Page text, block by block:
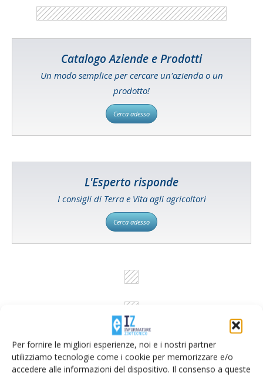
Per fornire le migliori esperienze, noi e i nostri partner
utilizziamo tecnologie come i cookie per memorizzare e/o
accedere alle informazioni del dispositivo. Il consenso a queste
Catalogo Aziende e Prodotti
Un modo semplice per cercare un'azienda o un
prodotto!
Cerca adesso
L'Esperto risponde
I consigli di Terra e Vita agli agricoltori
Cerca adesso